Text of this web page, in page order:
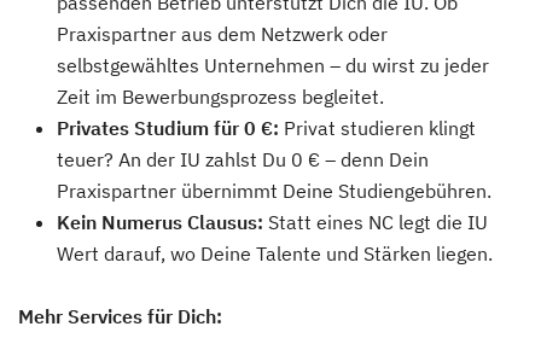
Praxispartner aus dem Netzwerk oder
selbstgewähltes Unternehmen – du wirst zu jeder
Zeit im Bewerbungsprozess begleitet.
Privates Studium für 0 €: Privat studieren klingt
teuer? An der IU zahlst Du 0 € – denn Dein
Praxispartner übernimmt Deine Studiengebühren.
Kein Numerus Clausus: Statt eines NC legt die IU
Wert darauf, wo Deine Talente und Stärken liegen.
Mehr Services für Dich: